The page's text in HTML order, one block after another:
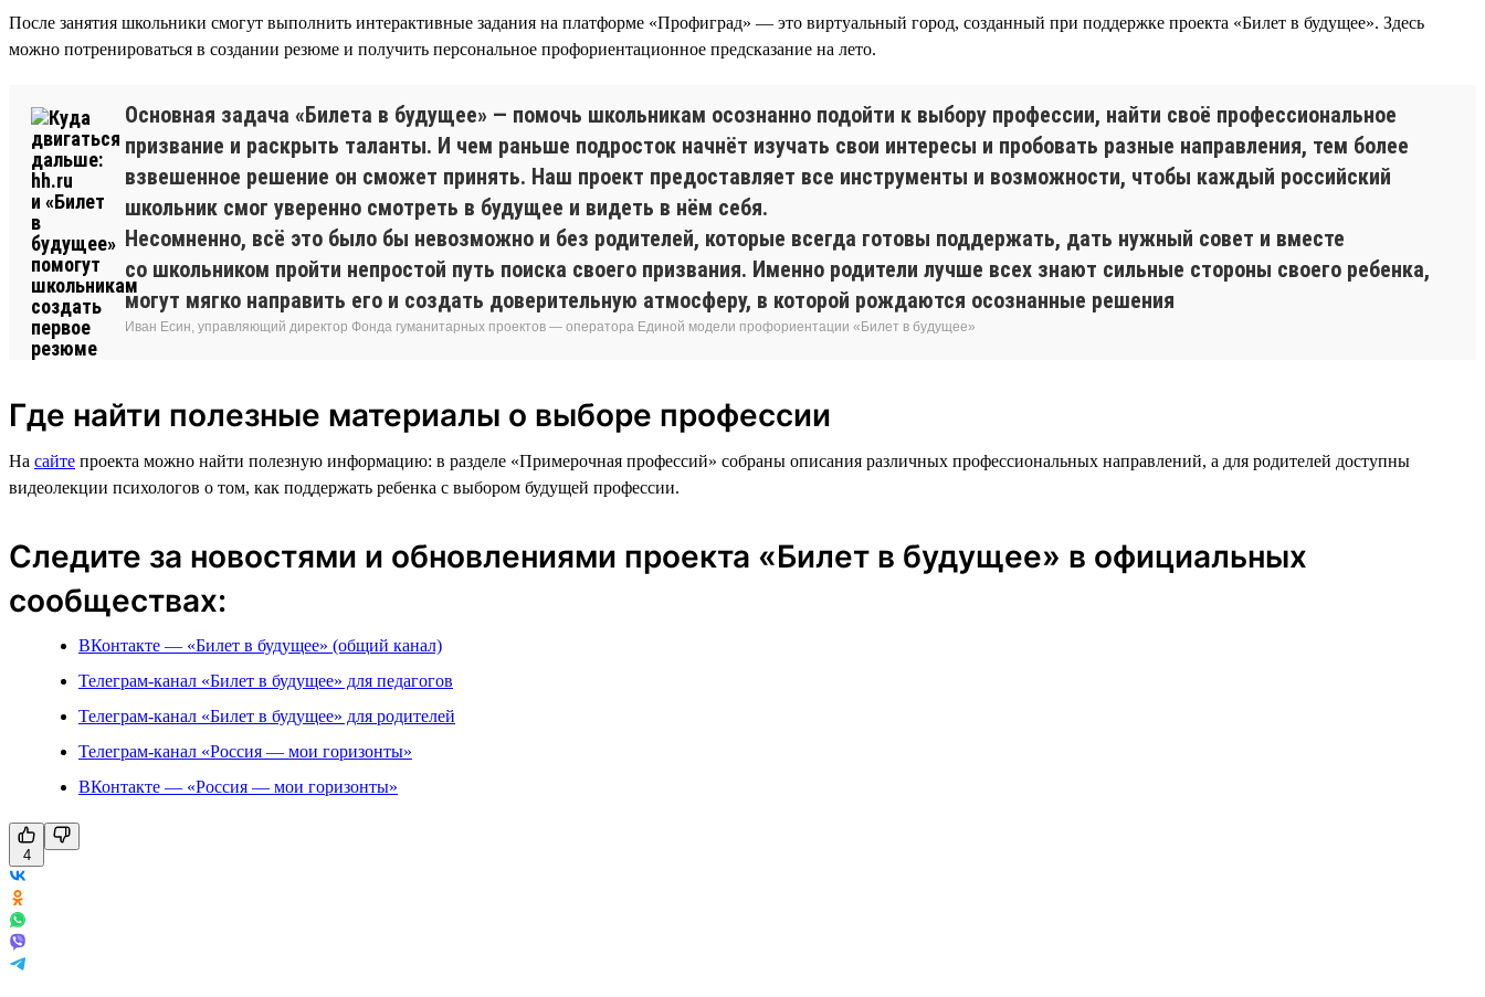
После занятия школьники смогут выполнить интерактивные задания на платформе «Профиград» — это виртуальный город, созданный при поддержке проекта «Билет в будущее». Здесь
можно потренироваться в создании резюме и получить персональное профориентационное предсказание на лето.
Основная задача «Билета в будущее» — помочь школьникам осознанно подойти к выбору профессии, найти своё профессиональное
призвание и раскрыть таланты. И чем раньше подросток начнёт изучать свои интересы и пробовать разные направления, тем более
взвешенное решение он сможет принять. Наш проект предоставляет все инструменты и возможности, чтобы каждый российский
школьник смог уверенно смотреть в будущее и видеть в нём себя.
Несомненно, всё это было бы невозможно и без родителей, которые всегда готовы поддержать, дать нужный совет и вместе
со школьником пройти непростой путь поиска своего призвания. Именно родители лучше всех знают сильные стороны своего ребенка,
могут мягко направить его и создать доверительную атмосферу, в которой рождаются осознанные решения
Иван Есин, управляющий директор Фонда гуманитарных проектов — оператора Единой модели профориентации «Билет в будущее»
Где найти полезные материалы о выборе профессии
На сайте проекта можно найти полезную информацию: в разделе «Примерочная профессий» собраны описания различных профессиональных направлений, а для родителей доступны
видеолекции психологов о том, как поддержать ребенка с выбором будущей профессии.
Следите за новостями и обновлениями проекта «Билет в будущее» в официальных
сообществах:
ВКонтакте — «Билет в будущее» (общий канал)
Телеграм-канал «Билет в будущее» для педагогов
Телеграм-канал «Билет в будущее» для родителей
Телеграм-канал «Россия — мои горизонты»
ВКонтакте — «Россия — мои горизонты»
4